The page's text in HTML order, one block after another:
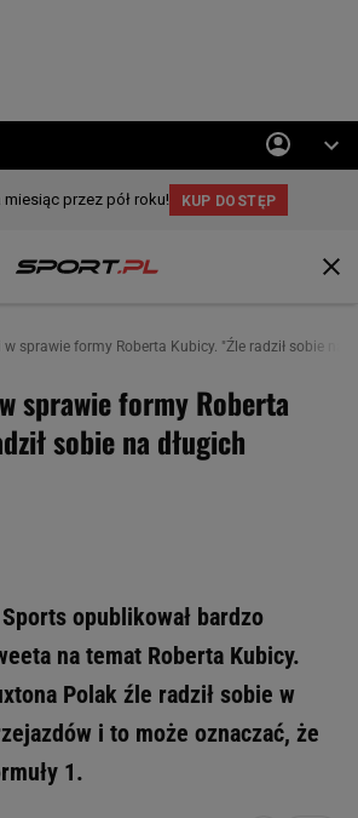
w sprawie formy Roberta Kubicy. "Źle radził sobie na
sprawie formy Roberta
sobie na długich
opublikował bardzo
na temat Roberta Kubicy.
Polak źle radził sobie w
i to może oznaczać, że
1.